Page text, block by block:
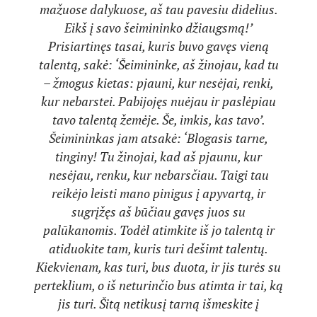
mažuose dalykuose, aš tau pavesiu didelius.
Eikš į savo šeimininko džiaugsmą!’
Prisiartinęs tasai, kuris buvo gavęs vieną
talentą, sakė: ‘Šeimininke, aš žinojau, kad tu
– žmogus kietas: pjauni, kur nesėjai, renki,
kur nebarstei. Pabijojęs nuėjau ir paslėpiau
tavo talentą žemėje. Še, imkis, kas tavo’.
Šeimininkas jam atsakė: ‘Blogasis tarne,
tinginy! Tu žinojai, kad aš pjaunu, kur
nesėjau, renku, kur nebarsčiau. Taigi tau
reikėjo leisti mano pinigus į apyvartą, ir
sugrįžęs aš būčiau gavęs juos su
palūkanomis. Todėl atimkite iš jo talentą ir
atiduokite tam, kuris turi dešimt talentų.
Kiekvienam, kas turi, bus duota, ir jis turės su
perteklium, o iš neturinčio bus atimta ir tai, ką
jis turi. Šitą netikusį tarną išmeskite į